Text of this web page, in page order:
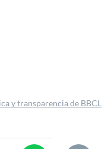
y transparencia de BBCL